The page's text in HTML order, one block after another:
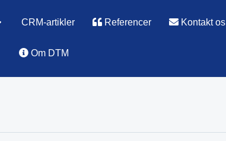
CRM-artikler Referencer Kontakt os
Om DTM